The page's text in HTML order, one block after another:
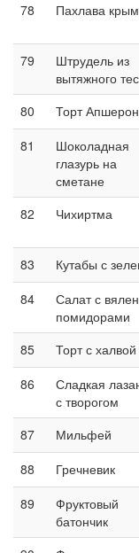
78
Пахлава
79
Штрудель из
вытяжного
80 Торт Апшерон
81
Шоколадная
глазурь на
сметане
82 Чихиртма
83
Кутабы с
84
Салат с
помидорами
85 Торт с халвой
86
Сладкая
с творогом
87 Мильфей
88
Гречневик
89
Фруктовый
батончик